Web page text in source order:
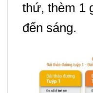
thứ, thèm 1
đến sáng.